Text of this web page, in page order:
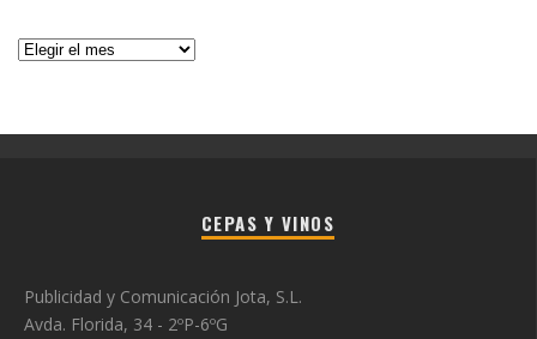
Histórico
CEPAS Y VINOS
Publicidad y Comunicación Jota, S.L.
Avda. Florida, 34 - 2ºP-6ºG